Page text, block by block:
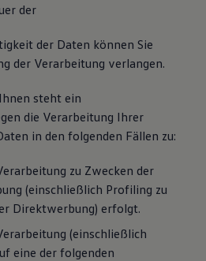
der
der Daten können Sie
der Verarbeitung verlangen.
Ihnen steht ein
die Verarbeitung Ihrer
in den folgenden Fällen zu:
zu Zwecken der
(einschließlich Profiling zu
Direktwerbung) erfolgt.
(einschließlich
eine der folgenden